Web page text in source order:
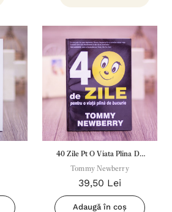
40 Zile Pt O Viata Plina De
Bucurie
Tommy Newberry
39,50 Lei
Adaugă în coș